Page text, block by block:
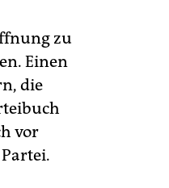
zu
Einen
die
vor